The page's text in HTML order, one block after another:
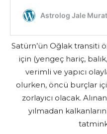
Satürn’ün Oğlak transiti
için (yengeç hariç,
verimli ve yapıcı
olurken, öncü burçlar
zorlayıcı olacak.
yılmadan